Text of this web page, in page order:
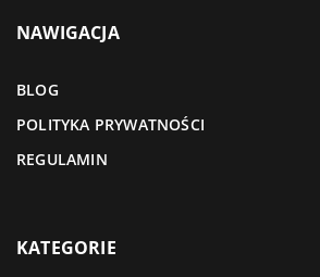
NAWIGACJA
BLOG
POLITYKA PRYWATNOŚCI
REGULAMIN
KATEGORIE